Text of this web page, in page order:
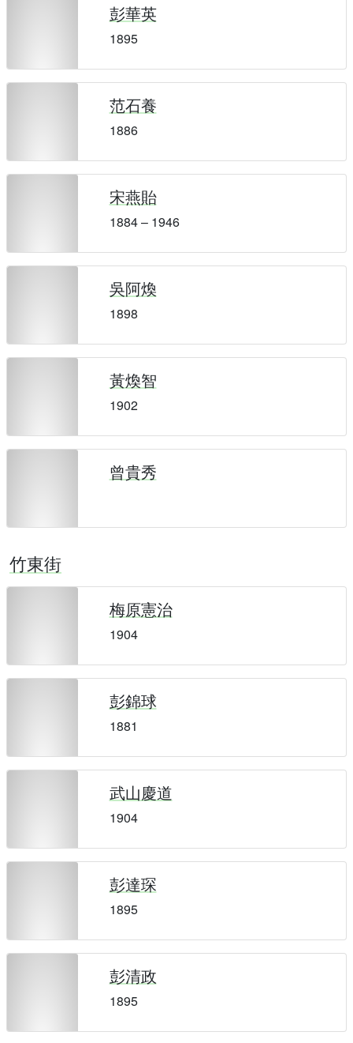
彭華英
1895
范石養
1886
宋燕貽
1884 – 1946
吳阿煥
1898
黃煥智
1902
曾貴秀
竹東街
梅原憲治
1904
彭錦球
1881
武山慶道
1904
彭達琛
1895
彭清政
1895